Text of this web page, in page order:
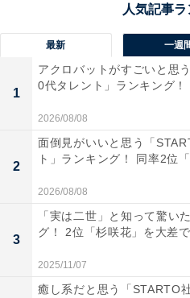
量方法」について特許を取得
めています。
回答コメントでは「学業に
そう」（40代男性／千葉県
ベルに加え、部活動もさか
（40代女性／愛知県）、「
報で、文武両道と聞いたこ
千葉県）などの声が集まりま
※回答コメントは原文ママです
最新 一週
1
アクロバットがすごいと思
0代タレント」ランキング！
2026/08/08
2
面倒見がいいと思う「
ト」ランキング！ 同率2位
2026/08/08
3
「実は二世」と知って驚い
グ！ 2位「杉咲花」を大差
2025/11/07
癒し系だと思う「STARTO